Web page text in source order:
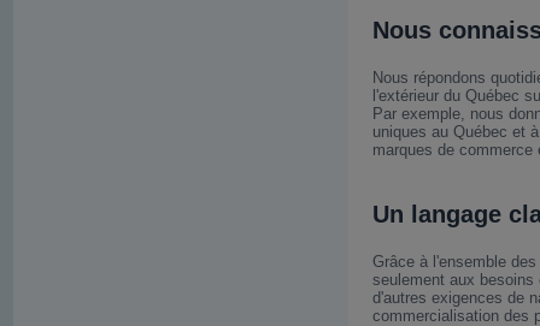
Nous
Nous répondons
l'extérieur du Québec
Par exemple, nous
uniques au Québec et
marques de commerce
Un langage
Grâce à l'ensemble
seulement aux
d'autres exigences de
commercialisation des